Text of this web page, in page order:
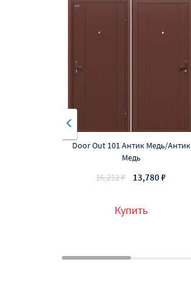
Door Out 101 Антик Медь/Антик
Медь
16,212 ₽ 13,780 ₽
Купить